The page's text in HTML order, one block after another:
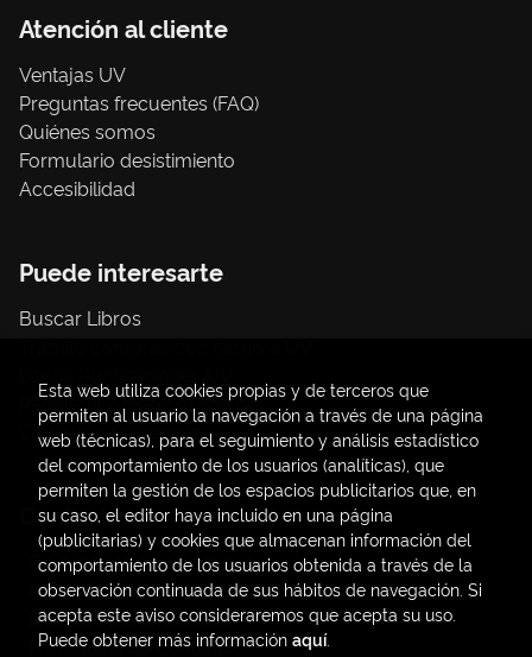
Atención al cliente
Ventajas UV
Preguntas frecuentes (FAQ)
Quiénes somos
Formulario desistimiento
Accesibilidad
Puede interesarte
Buscar Libros
Papelería / material oficina
Consumo Sostenible
Contacto
C/ Amadeo de Saboya, 4
(+34) 963828968
latendauv@fundacio.es
Formulario de contacto
Esta web utiliza cookies propias y de terceros que
permiten al usuario la navegación a través de una página
web (técnicas), para el seguimiento y análisis estadístico
del comportamiento de los usuarios (analíticas), que
permiten la gestión de los espacios publicitarios que, en
su caso, el editor haya incluido en una página
(publicitarias) y cookies que almacenan información del
comportamiento de los usuarios obtenida a través de la
observación continuada de sus hábitos de navegación. Si
acepta este aviso consideraremos que acepta su uso.
Puede obtener más información aquí.